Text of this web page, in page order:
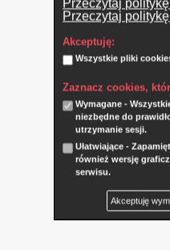
Przeczytaj
Przeczytaj
Akceptuję:
Wszystkie pliki
Zaznacz cookies,
Wymagane -
niezbędne do
utrzymanie sesji.
Ułatwiające -
również wersję
serwisu.
Akceptuję